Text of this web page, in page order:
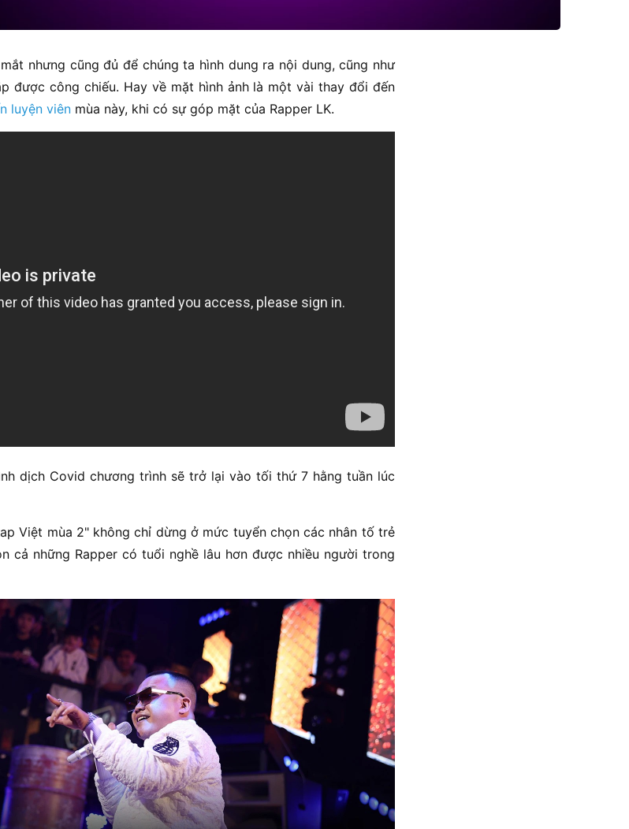
nhưng cũng đủ để chúng ta hình dung ra nội dung, cũng như
được công chiếu. Hay về mặt hình ảnh là một vài thay đổi đến
luyện viên mùa này, khi có sự góp mặt của Rapper LK.
dịch Covid chương trình sẽ trở lại vào tối thứ 7 hằng tuần lúc
Việt mùa 2" không chỉ dừng ở mức tuyển chọn các nhân tố trẻ
cả những Rapper có tuổi nghề lâu hơn được nhiều người trong